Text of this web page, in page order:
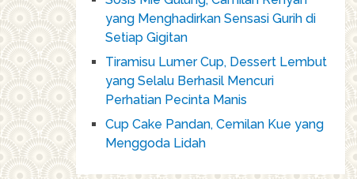
yang Menghadirkan Sensasi Gurih di
Setiap Gigitan
Tiramisu Lumer Cup, Dessert Lembut
yang Selalu Berhasil Mencuri
Perhatian Pecinta Manis
Cup Cake Pandan, Cemilan Kue yang
Menggoda Lidah